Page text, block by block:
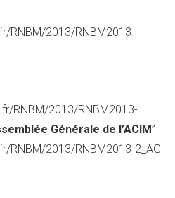
RNBM/2013/RNBM2013-
RNBM/2013/RNBM2013-
Générale de l’ACIM”
RNBM/2013/RNBM2013-2_AG-